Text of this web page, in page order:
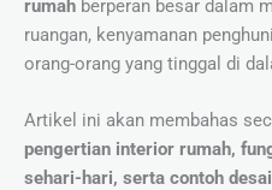
rumah berperan besar dalam
ruangan, kenyamanan
orang-orang yang tinggal di
Artikel ini akan membahas
pengertian interior rumah,
sehari-hari, serta contoh